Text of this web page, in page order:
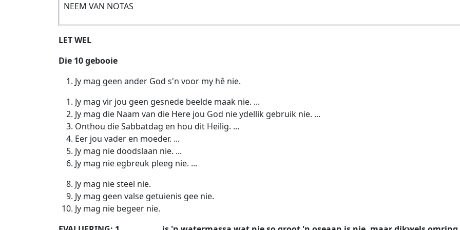
NEEM VAN NOTAS
LET WEL
Die 10 gebooie
Jy mag geen ander God s'n voor my hê nie.
Jy mag vir jou geen gesnede beelde maak nie. ...
Jy mag die Naam van die Here jou God nie ydellik gebruik nie. ...
Onthou die Sabbatdag en hou dit Heilig. ...
Eer jou vader en moeder. ...
Jy mag nie doodslaan nie. ...
Jy mag nie egbreuk pleeg nie. ...
Jy mag nie steel nie.
Jy mag geen valse getuienis gee nie.
Jy mag nie begeer nie.